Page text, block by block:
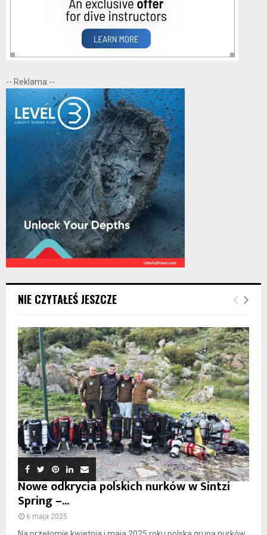
-- Reklama --
NIE CZYTAŁEŚ JESZCZE
Nowe odkrycia polskich nurków w Sintzi
Spring –...
6 maja 2025